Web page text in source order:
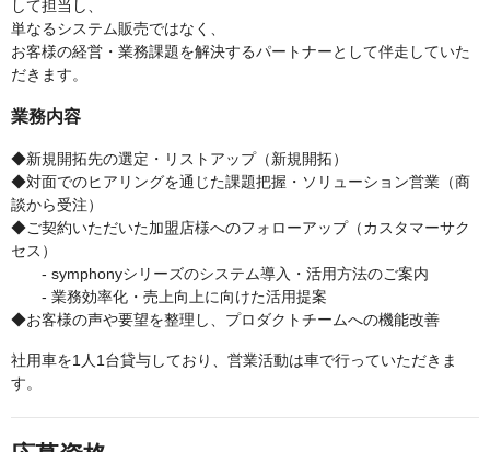
して担当し、
単なるシステム販売ではなく、
お客様の経営・業務課題を解決するパートナーとして伴走していた
だきます。
業務内容
◆新規開拓先の選定・リストアップ（新規開拓）
◆対面でのヒアリングを通じた課題把握・ソリューション営業（商
談から受注）
◆ご契約いただいた加盟店様へのフォローアップ（カスタマーサク
セス）
- symphonyシリーズのシステム導入・活用方法のご案内
- 業務効率化・売上向上に向けた活用提案
◆お客様の声や要望を整理し、プロダクトチームへの機能改善
社用車を1人1台貸与しており、営業活動は車で行っていただきま
す。